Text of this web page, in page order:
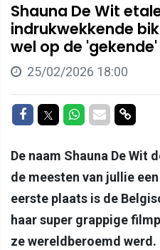
Shauna De Wit
indrukwekkende
wel op de
25/02/2026 18:00
Delen op Facebook
Delen op Twitter
Delen opDelen via
De naam Shauna De Wit
de meesten van jullie
eerste plaats is de
haar super grappige
ze wereldberoemd werd.